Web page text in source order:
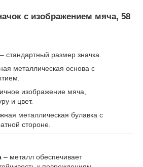
с изображением мяча, 58
стандартный размер значка.
металлическая основа с
изображение мяча,
и цвет.
металлическая булавка с
стороне.
– металл обеспечивает